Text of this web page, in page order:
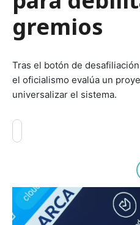
gremios
Tras el botón de
el oficialismo evalúa un
universalizar el sistema.